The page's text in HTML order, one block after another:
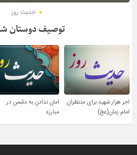
حدیث روز
توصیف دوستان
اجر هزار شهید برای منتظران
امام زمان(عج)
امان ندادن به دشمن در
مبارزه